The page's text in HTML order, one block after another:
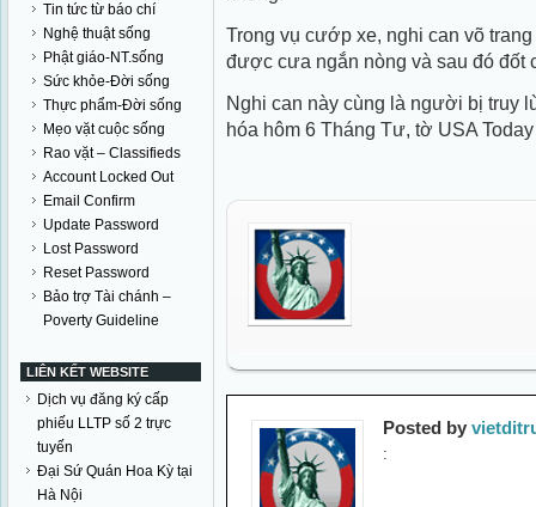
Tin tức từ báo chí
Nghệ thuật sống
Phật giáo-NT.sống
Sức khỏe-Đời sống
Thực phẩm-Đời sống
Mẹo vặt cuộc sống
Rao vặt – Classifieds
Account Locked Out
Email Confirm
Update Password
Lost Password
Reset Password
Bảo trợ Tài chánh –
Poverty Guideline
LIÊN KẾT WEBSITE
Dịch vụ đăng ký cấp
phiếu LLTP số 2 trực
tuyến
Đại Sứ Quán Hoa Kỳ tại
Hà Nội
Trong vụ cướp xe, nghi can võ
được cưa ngắn nòng và sau đó đốt
Nghi can này cùng là người bị truy
hóa hôm 6 Tháng Tư, tờ USA
Posted by
: